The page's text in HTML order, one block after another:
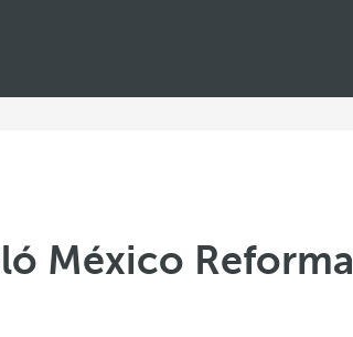
México Reforma